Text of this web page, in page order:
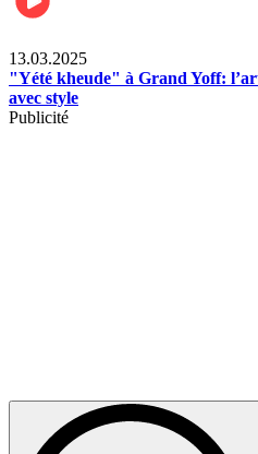
13.03.2025
"Yété kheude" à Grand Yoff:
avec style
Publicité